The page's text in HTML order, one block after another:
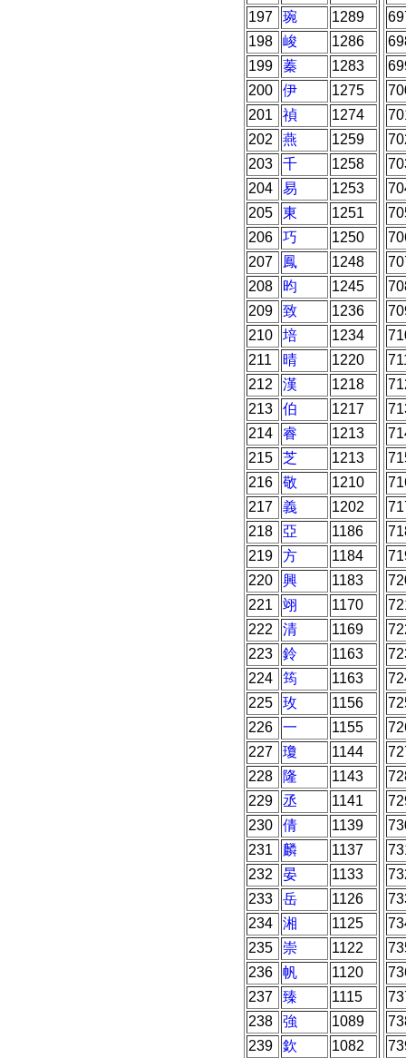
197 琬
1289
198
峻
1286
199
蓁
1283
200
伊
1275
201
禎
1274
202
燕
1259
203
千
1258
204
易
1253
205
東
1251
206
巧
1250
207
鳳
1248
208
昀
1245
209
致
1236
210
培
1234
211
晴
1220
212
漢
1218
213
伯
1217
214
睿
1213
215
芝
1213
216
敬
1210
217
義
1202
218
亞
1186
219
方
1184
220
興
1183
221
翊
1170
222
清
1169
223
鈴
1163
224
筠
1163
225
玫
1156
226
一
1155
227
瓊
1144
228
隆
1143
229
丞
1141
230
倩
1139
231
麟
1137
232
晏
1133
233
岳
1126
234
湘
1125
235
崇
1122
236
帆
1120
237
臻
1115
238
強
1089
239
欽
1082